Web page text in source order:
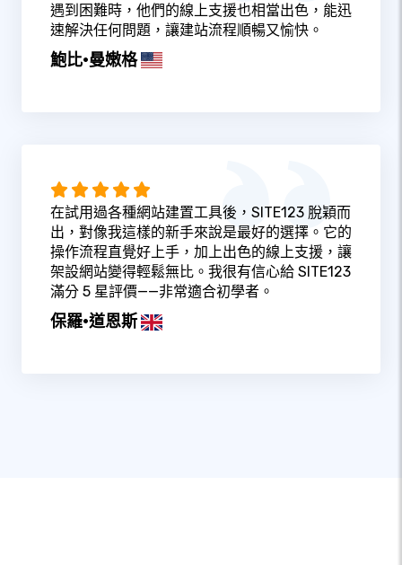
遇到困難時，他們的線上支援也相當出色，能迅
速解決任何問題，讓建站流程順暢又愉快。
鮑比·曼嫩格
在試用過各種網站建置工具後，SITE123 脫穎而
出，對像我這樣的新手來說是最好的選擇。它的
操作流程直覺好上手，加上出色的線上支援，讓
架設網站變得輕鬆無比。我很有信心給 SITE123
滿分 5 星評價——非常適合初學者。
保羅·道恩斯